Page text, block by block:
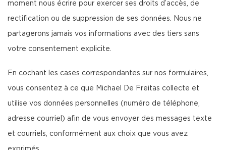
moment nous écrire pour exercer ses droits d’accès, de
rectification ou de suppression de ses données. Nous ne
partagerons jamais vos informations avec des tiers sans
votre consentement explicite.
En cochant les cases correspondantes sur nos formulaires,
vous consentez à ce que Michael De Freitas collecte et
utilise vos données personnelles (numéro de téléphone,
adresse courriel) afin de vous envoyer des messages texte
et courriels, conformément aux choix que vous avez